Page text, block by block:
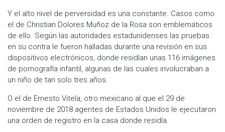
Y el alto nivel de perversidad es una constante. Casos como
el de Christian Dolores Muñoz de la Rosa son emblemáticos
de ello. Según las autoridades estadunidenses las pruebas
en su contra le fueron halladas durante una revisión en sus
dispositivos electrónicos, donde residían unas 116 imágenes
de pornografía infantil, algunas de las cuales involucraban a
un niño de tan solo tres años.
O el de Ernesto Vitela, otro mexicano al que el 29 de
noviembre de 2018 agentes de Estados Unidos le ejecutaron
una orden de registro en la casa donde residía.